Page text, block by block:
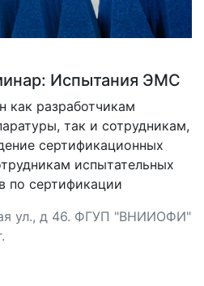
Испытания ЭМС
как разработчикам
так и сотрудникам,
сертификационных
испытательных
по сертификации
ул., д 46. ФГУП "ВНИИОФИ"